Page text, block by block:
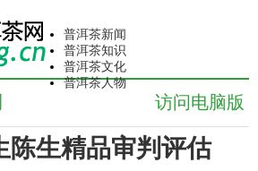
普洱茶新闻
普洱茶知识
普洱茶文化
普洱茶人物
访问电脑版
陈生精品审判评估